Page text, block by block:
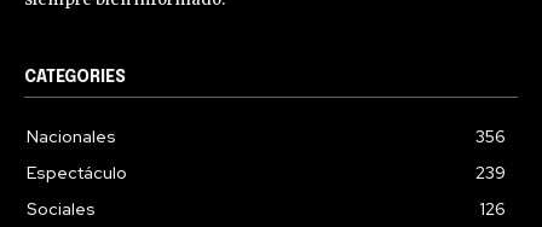
CATEGORIES
Nacionales
356
Espectáculo
239
Sociales
126